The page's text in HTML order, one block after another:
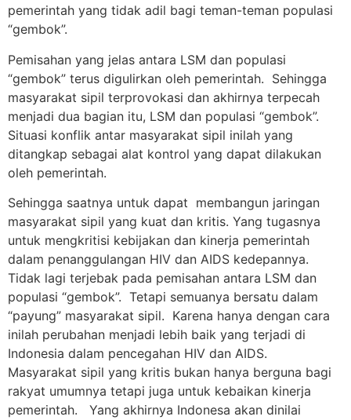
pemerintah yang tidak adil bagi teman-teman populasi
“gembok”.
Pemisahan yang jelas antara LSM dan populasi
“gembok” terus digulirkan oleh pemerintah. Sehingga
masyarakat sipil terprovokasi dan akhirnya terpecah
menjadi dua bagian itu, LSM dan populasi “gembok”.
Situasi konflik antar masyarakat sipil inilah yang
ditangkap sebagai alat kontrol yang dapat dilakukan
oleh pemerintah.
Sehingga saatnya untuk dapat membangun jaringan
masyarakat sipil yang kuat dan kritis. Yang tugasnya
untuk mengkritisi kebijakan dan kinerja pemerintah
dalam penanggulangan HIV dan AIDS kedepannya.
Tidak lagi terjebak pada pemisahan antara LSM dan
populasi “gembok”. Tetapi semuanya bersatu dalam
“payung” masyarakat sipil. Karena hanya dengan cara
inilah perubahan menjadi lebih baik yang terjadi di
Indonesia dalam pencegahan HIV dan AIDS.
Masyarakat sipil yang kritis bukan hanya berguna bagi
rakyat umumnya tetapi juga untuk kebaikan kinerja
pemerintah. Yang akhirnya Indonesa akan dinilai